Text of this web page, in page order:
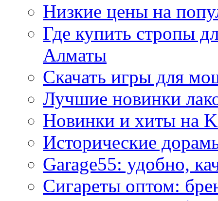
Низкие цены на
Где купить стропы
Алматы
Скачать игры для
Лучшие новинки
Новинки и хиты на
Исторические
Garage55: удобно,
Сигареты оптом: